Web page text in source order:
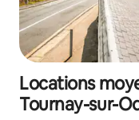
Locations
Tournay-sur-